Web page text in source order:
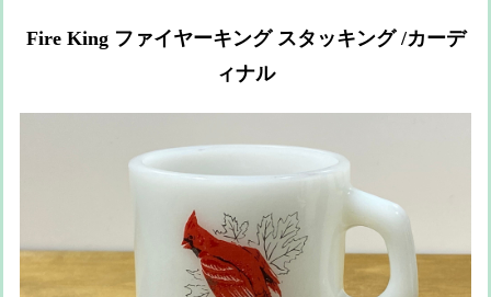
Fire King ファイヤーキング スタッキング /カーデ
ィナル